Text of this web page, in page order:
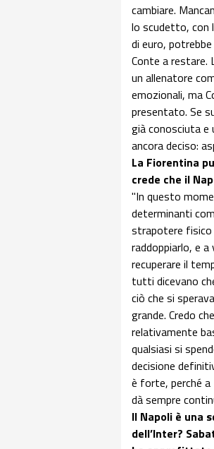
cambiare.
lo scudetto, con
di euro,
Conte a restare.
un allenatore
emozionali, ma
presentato. Se
già conosciuta e
ancora deciso:
La Fiorentina
crede che il
"In questo
determinanti
strapotere fisico
raddoppiarlo, e
recuperare il
tutti dicevano
ciò che si
grande. Credo
relativamente
qualsiasi si
decisione
è forte, perché a
dà sempre
Il Napoli è una
dell’Inter?